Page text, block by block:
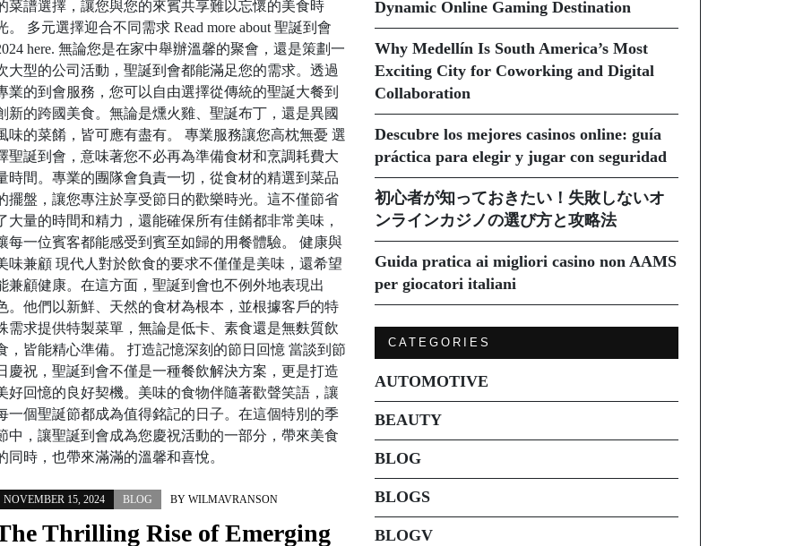
菜譜選擇，讓您與您的來賓共享難以忘懷的美食時
。 多元選擇迎合不同需求 Read more about 聖誕到會
here. 無論您是在家中舉辦溫馨的聚會，還是策劃一
大型的公司活動，聖誕到會都能滿足您的需求。透過
業的到會服務，您可以自由選擇從傳統的聖誕大餐到
新的跨國美食。無論是燻火雞、聖誕布丁，還是異國
味的菜餚，皆可應有盡有。 專業服務讓您高枕無憂 選
聖誕到會，意味著您不必再為準備食材和烹調耗費大
時間。專業的團隊會負責一切，從食材的精選到菜品
擺盤，讓您專注於享受節日的歡樂時光。這不僅節省
大量的時間和精力，還能確保所有佳餚都非常美味，
每一位賓客都能感受到賓至如歸的用餐體驗。 健康與
味兼顧 現代人對於飲食的要求不僅僅是美味，還希望
兼顧健康。在這方面，聖誕到會也不例外地表現出
。他們以新鮮、天然的食材為根本，並根據客戶的特
需求提供特製菜單，無論是低卡、素食還是無麩質飲
，皆能精心準備。 打造記憶深刻的節日回憶 當談到節
慶祝，聖誕到會不僅是一種餐飲解決方案，更是打造
好回憶的良好契機。美味的食物伴隨著歡聲笑語，讓
一個聖誕節都成為值得銘記的日子。在這個特別的季
中，讓聖誕到會成為您慶祝活動的一部分，帶來美食
同時，也帶來滿滿的溫馨和喜悅。
NOVEMBER 15, 2024 BLOG BY WILMAVRANSON
Thrilling Rise of Emerging
Dynamic Online Gaming Destination
Why Medellín Is South America’s Most
Exciting City for Coworking and Digital
Collaboration
Descubre los mejores casinos online: guía
práctica para elegir y jugar con seguridad
初心者が知っておきたい！失敗しないオ
ンラインカジノの選び方と攻略法
Guida pratica ai migliori casino non AAMS
per giocatori italiani
CATEGORIES
AUTOMOTIVE
BEAUTY
BLOG
BLOGS
BLOGV